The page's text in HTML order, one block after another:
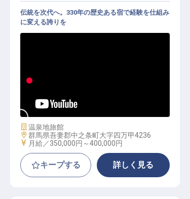
／個室寮無料／賄い2食付
伝統を次代へ。330年の歴史ある宿で経験を仕組み
に変える誇りを
施設業態
温泉地旅館
勤務地
群馬県吾妻郡中之条町大字四万甲4236
給与
月給／350,000円～400,000円
キープする 詳しく見る